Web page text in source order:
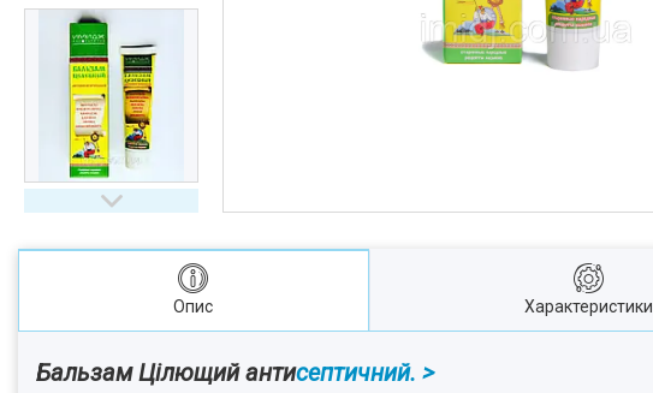
Опис Характеристики
Бальзам Цілющий антисептичний. >